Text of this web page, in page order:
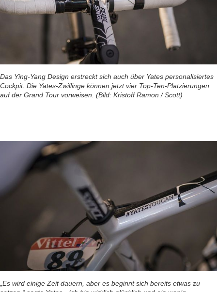
Das Ying-Yang Design erstreckt sich auch über Yates personalisiertes
Cockpit. Die Yates-Zwillinge können jetzt vier Top-Ten-Platzierungen
auf der Grand Tour vorweisen. (Bild: Kristoff Ramon / Scott)
„Es wird einige Zeit dauern, aber es beginnt sich bereits etwas zu